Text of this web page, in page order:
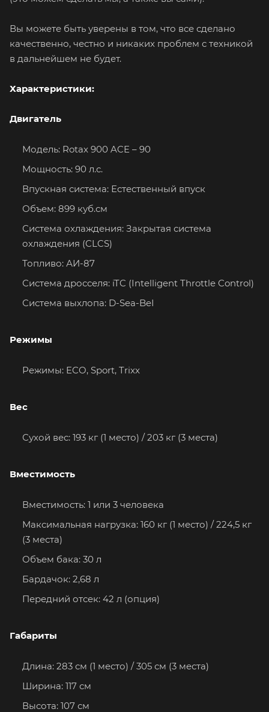
Вы можете быть уверены в том, что все сделано
качественно, честно и никаких проблем с техникой
в дальнейшем не будет.
Характеристики:
Двигатель
Модель: Rotax 900 ACE – 90
Мощность: 90 л.с.
Впускная система: Естественный впуск
Объем: 899 куб.см
Система охлаждения: Закрытая система
охлаждения (CLCS)
Топливо: АИ-87
Система дросселя: iTC (Intelligent Throttle Control)
Система выхлопа: D-Sea-BeI
Режимы
Режимы: ECO, Sport, Trixx
Вес
Сухой вес: 193 кг (1 место) / 203 кг (3 места)
Вместимость
Вместимость: 1 или 3 человека
Максимальная нагрузка: 160 кг (1 место) / 224,5 кг
(3 места)
Объем бака: 30 л
Бардачок: 2,68 л
Передний отсек: 42 л (опция)
Габариты
Длина: 283 см (1 место) / 305 см (3 места)
Ширина: 117 см
Высота: 107 см